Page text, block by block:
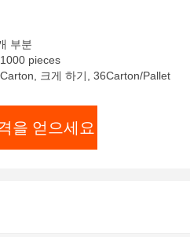
부분
pieces
크게 하기, 36Carton/Pallet
을 얻으세요